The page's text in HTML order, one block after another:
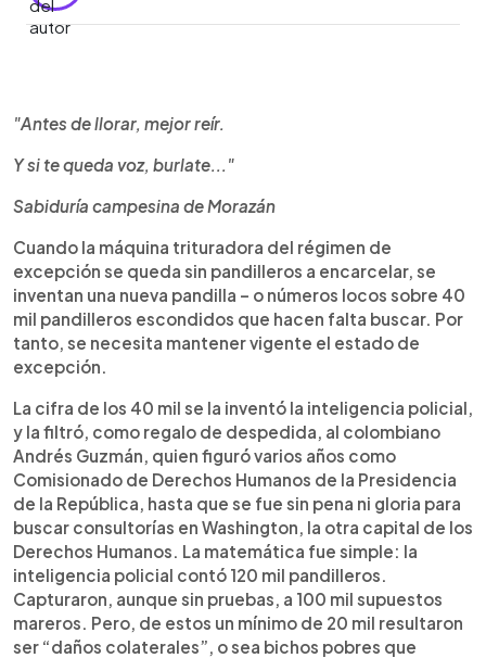
► Escuchar artículo
"Antes de llorar, mejor reír.
Y si te queda voz, burlate..."
Sabiduría campesina de Morazán
Cuando la máquina trituradora del régimen de
excepción se queda sin pandilleros a encarcelar, se
inventan una nueva pandilla – o números locos sobre 40
mil pandilleros escondidos que hacen falta buscar. Por
tanto, se necesita mantener vigente el estado de
excepción.
La cifra de los 40 mil se la inventó la inteligencia policial,
y la filtró, como regalo de despedida, al colombiano
Andrés Guzmán, quien figuró varios años como
Comisionado de Derechos Humanos de la Presidencia
de la República, hasta que se fue sin pena ni gloria para
buscar consultorías en Washington, la otra capital de los
Derechos Humanos. La matemática fue simple: la
inteligencia policial contó 120 mil pandilleros.
Capturaron, aunque sin pruebas, a 100 mil supuestos
mareros. Pero, de estos un mínimo de 20 mil resultaron
ser “daños colaterales”, o sea bichos pobres que